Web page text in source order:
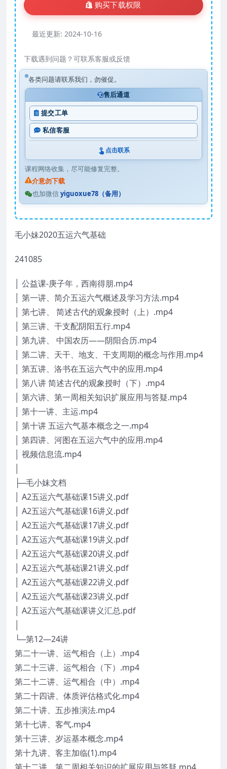
购买下载权限
最近更新: 2024-10-16
下载遇到问题？可联系客服或反馈
各类问题请联系我们，勿催促。
售后通道
提交工单
私信客服
点击联系
课程网络收集，尽可能修复完整。
介意勿下载
也加微信yiguoxue78（备用）
毛小妹2020五运六气基础
241085
│ 公益课-庚子年，西南得朋.mp4
│ 第一讲、简介五运六气概述及学习方法.mp4
│ 第七讲、 简述古代的观象授时（上）.mp4
│ 第三讲、干支配阴阳五行.mp4
│ 第九讲、 中国农历——阴阳合历.mp4
│ 第二讲、天干、地支、干支周期的概念与作用.mp4
│ 第五讲、洛书在五运六气中的应用.mp4
│ 第八讲 简述古代的观象授时（下）.mp4
│ 第六讲、第一周相关知识扩展应用与答疑.mp4
│ 第十一讲、主运.mp4
│ 第十讲 五运六气基本概念之一.mp4
│ 第四讲、河图在五运六气中的应用.mp4
│ 视频信息流.mp4
├─毛小妹文档
│ A2五运六气基础课15讲义.pdf
│ A2五运六气基础课16讲义.pdf
│ A2五运六气基础课17讲义.pdf
│ A2五运六气基础课19讲义.pdf
│ A2五运六气基础课20讲义.pdf
│ A2五运六气基础课21讲义.pdf
│ A2五运六气基础课22讲义.pdf
│ A2五运六气基础课23讲义.pdf
│ A2五运六气基础课讲义汇总.pdf
└─第12—24讲
第二十一讲、运气相合（上）.mp4
第二十三讲、运气相合（下）.mp4
第二十二讲、运气相合（中）.mp4
第二十四讲、体质评估格式化.mp4
第二十讲、五步推演法.mp4
第十七讲、客气.mp4
第十三讲、岁运基本概念.mp4
第十九讲、客主加临(1).mp4